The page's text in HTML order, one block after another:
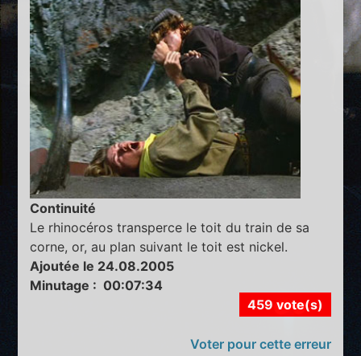
Continuité
Le rhinocéros transperce le toit du train de sa
corne, or, au plan suivant le toit est nickel.
Ajoutée le 24.08.2005
Minutage : 00:07:34
459 vote(s)
Voter pour cette erreur